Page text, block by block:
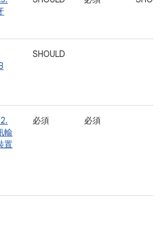
SHOULD
輸
置
必須 必須